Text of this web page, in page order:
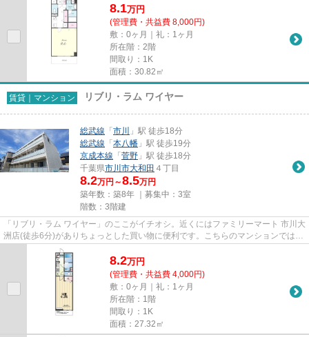
8.1万円
(管理費・共益費 8,000円)
敷：0ヶ月｜礼：1ヶ月
所在階：2階
間取り：1K
面積：30.82㎡
賃貸｜マンション リブリ・ラム ワイヤー
総武線 「 市川
」駅 徒歩18分
総武線 「 本八幡 」駅 徒歩19分
京成本線 「 菅野 」駅 徒歩18分
千葉県市川市大和田 ４丁目
8.2万円～8.5万円
築年数：築8年 ｜募集中： 3室
階数：3階建
「リブリ・ラム ワイヤー」のここがイチオシ。近くにはファミリーマート 市川大
洲店(徒歩6分)がありちょっとした買い物に便利です。こちらのマンションでは初
期費用をカードでお支払い...
8.2万円
(管理費・共益費 4,000円)
敷：0ヶ月｜礼：1ヶ月
所在階：1階
間取り：1K
面積：27.32㎡